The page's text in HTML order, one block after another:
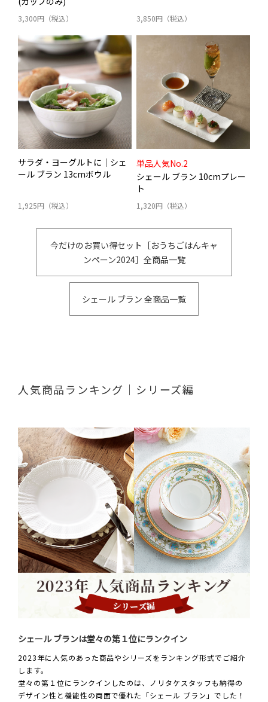
3,300円（税込） 3,850円（税込）
サラダ・ヨーグルトに｜シェ
ール ブラン 13cmボウル
1,925円（税込）
単品人気No.2
シェール ブラン 10cmプレー
ト
1,320円（税込）
今だけのお買い得セット［おうちごはんキャ
ンペーン2024］全商品一覧
シェール ブラン 全商品一覧
人気商品ランキング｜シリーズ編
シェール ブランは堂々の第１位にランクイン
2023年に人気のあった商品やシリーズをランキング形式でご紹介
します。
堂々の第１位にランクインしたのは、ノリタケスタッフも納得の
デザイン性と機能性の両面で優れた「シェール ブラン」でした！